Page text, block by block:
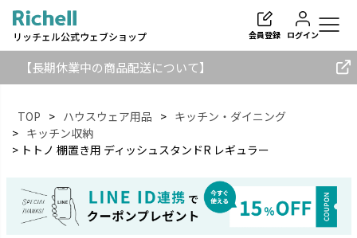
リッチェル公式ウェブショップ 会員登録 ログイン
【長期休業中の商品配送について】
検索
TOP ハウスウェア用品
キッチン・ダイニング
キッチン収納
トトノ 棚置き用 ディッシュスタンドR レギュラー